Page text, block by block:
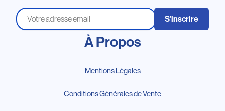
S’inscrire
À Propos
Mentions Légales
Conditions Générales de Vente